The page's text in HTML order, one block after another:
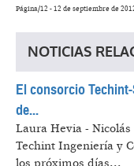
Página/12 - 12 de septiembre de
NOTICIAS
El consorcio
de...
Laura Hevia -
Techint Ingeniería y